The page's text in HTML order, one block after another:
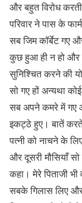
और बहुत विरोध
परिवार ने पास के
सब जिम कॉर्बेट गए
कुछ हुआ ही न हो और
सुनिश्चित करने की
सो गए हों अन्यथा
सब अपने कमरे में गए
इकट्ठे हुए। बातें
पत्नी को नाचने के
और दूसरी मौसियाँ
कहा। मेरे पिताजी
सबके गिलास लिए